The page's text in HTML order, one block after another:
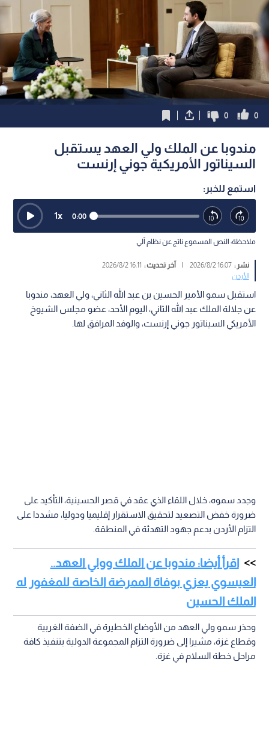
0
0
مندوبا عن الملك ولي العهد يستقبل
السيناتور الأمريكية جوني إرنست
استمع للخبر:
0:00
1x
ملاحظة: النص المسموع ناتج عن نظام آلي
نشر :16:07 2026/8/2 آخر تحديث : 16:11 2026/8/2
الأردن
استقبل سمو الأمير الحسين بن عبد الله الثاني، ولي العهد، مندوبا
عن جلالة الملك عبد الله الثاني، اليوم الأحد، عضو مجلس الشيوخ
الأمريكي السيناتور جوني إرنست، والوفد المرافق لها.
وجدد سموه، خلال اللقاء الذي عقد في قصر الحسينية، التأكيد على
ضرورة خفض التصعيد لتحقيق الاستقرار إقليميا ودوليا، مشددا على
التزام الأردن بدعم جهود التهدئة في المنطقة.
اقرأ أيضا: مندوبا عن الملك وولي العهد..
العيسوي يعزي بوفاة الممرضة الخاصة للمغفور له
الملك الحسين
وحذر سمو ولي العهد من الأوضاع الخطيرة في الضفة الغربية
وقطاع غزة، مشيرا إلى ضرورة التزام المجموعة الدولية بتنفيذ كافة
مراحل خطة السلام في غزة.